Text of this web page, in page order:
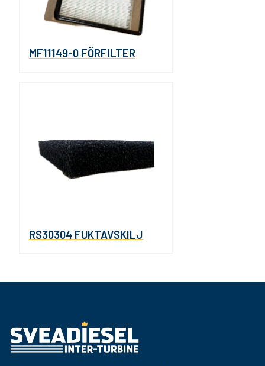
MF11149-0 FÖRFILTER
RS30304 FUKTAVSKILJ